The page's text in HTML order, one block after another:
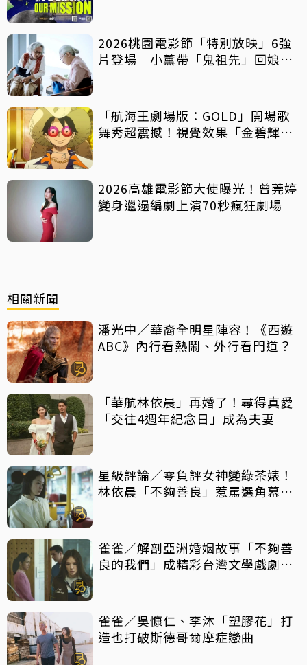
2026桃園電影節「特別放映」6強
片登場 小薰帶「鬼祖先」回娘
「航海王劇場版：GOLD」開場歌
舞秀超震撼！視覺效果「金碧輝
2026高雄電影節大使曝光！曾莞婷
變身邋遢編劇上演70秒瘋狂劇場
相關新聞
潘光中／華裔全明星陣容！《西遊
ABC》內行看熱鬧、外行看門道？
「華航林依晨」再婚了！尋得真愛
「交往4週年紀念日」成為夫妻
星級評論／零負評女神變綠茶婊！
林依晨「不夠善良」惹罵選角幕後
雀雀／解剖亞洲婚姻故事「不夠善
良的我們」成精彩台灣文學戲劇作
雀雀／吳慷仁、李沐「塑膠花」打
造也打破斯德哥爾摩症戀曲